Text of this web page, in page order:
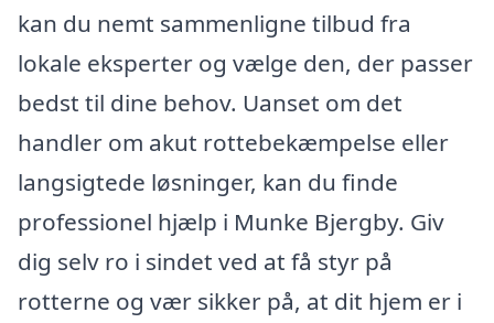
kan du nemt sammenligne tilbud fra
lokale eksperter og vælge den, der passer
bedst til dine behov. Uanset om det
handler om akut rottebekæmpelse eller
langsigtede løsninger, kan du finde
professionel hjælp i Munke Bjergby. Giv
dig selv ro i sindet ved at få styr på
rotterne og vær sikker på, at dit hjem er i